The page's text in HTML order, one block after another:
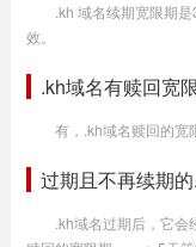
.kh 域名续期宽限期
效。
.kh域名有赎回宽
有，.kh域名赎回的宽
过期且不再续期
.kh域名过期后，它